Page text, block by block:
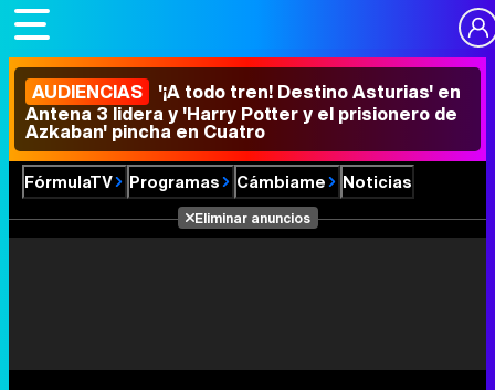
AUDIENCIAS '¡A todo tren! Destino Asturias' en
Antena 3 lidera y 'Harry Potter y el prisionero de
Azkaban' pincha en Cuatro
FórmulaTV Programas Cámbiame Noticias
Eliminar anuncios